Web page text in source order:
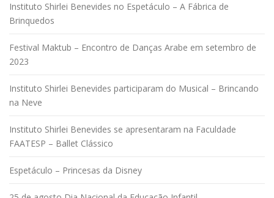
p
o
s
t
Instituto Shirlei Benevides no Espetáculo – A Fábrica de
Brinquedos
Festival Maktub – Encontro de Danças Arabe em setembro de
2023
Instituto Shirlei Benevides participaram do Musical – Brincando
na Neve
Instituto Shirlei Benevides se apresentaram na Faculdade
FAATESP – Ballet Clássico
Espetáculo – Princesas da Disney